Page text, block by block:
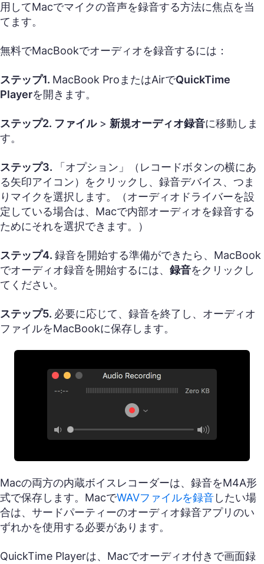
用してMacでマイクの音声を録音する方法に焦点を当
てます。
無料でMacBookでオーディオを録音するには：
ステップ1. MacBook ProまたはAirでQuickTime
Playerを開きます。
ステップ2. ファイル> 新規オーディオ録音に移動しま
す。
ステップ3.
「オプション」（レコードボタンの横にあ
る矢印アイコン）をクリックし、録音デバイス、つま
りマイクを選択します。（オーディオドライバーを設
定している場合は、Macで内部オーディオを録音する
ためにそれを選択できます。）
ステップ4. 録音を開始する準備ができたら、MacBook
でオーディオ録音を開始するには、 録音をクリックし
てください。
ステップ5. 必要に応じて、録音を終了し、オーディオ
ファイルをMacBookに保存します。
Macの両方の内蔵ボイスレコーダーは、録音をM4A形
式で保存します。MacでWAVファイルを録音したい場
合は、サードパーティーのオーディオ録音アプリのい
ずれかを使用する必要があります。
QuickTime Playerは、Macでオーディオ付きで画面録